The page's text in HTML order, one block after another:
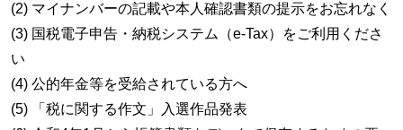
(2) マイナンバーの記載や本人確認書類の提示をお忘れなく
(3) 国税電子申告・納税システム（e-Tax）をご利用くださ
い
(4) 公的年金等を受給されている方へ
(5) 「税に関する作文」入選作品発表